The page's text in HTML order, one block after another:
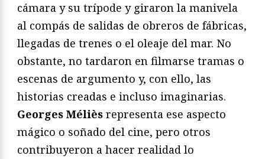
cámara y su trípode y giraron la manivela
al compás de salidas de obreros de fábricas,
llegadas de trenes o el oleaje del mar. No
obstante, no tardaron en filmarse tramas o
escenas de argumento y, con ello, las
historias creadas e incluso imaginarias.
Georges Méliès representa ese aspecto
mágico o soñado del cine, pero otros
contribuyeron a hacer realidad lo